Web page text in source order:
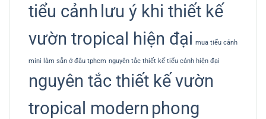
tiểu cảnh lưu ý khi thiết kế
vườn tropical hiện đại mua tiểu cảnh
mini làm sẵn ở đâu tphcm nguyên tắc thiết kế tiểu cảnh hiện đại
nguyên tắc thiết kế vườn
tropical modern phong